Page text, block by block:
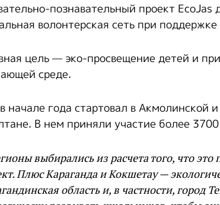
познавательный проект EcoJas
волонтерская сеть при
цель — эко-просвещение детей и
среде.
начале года стартовал в Акмолинской
В нем приняли участие более
выбирались из расчета того, что
Плюс Караганда и Кокшетау —
область и, в частности, город